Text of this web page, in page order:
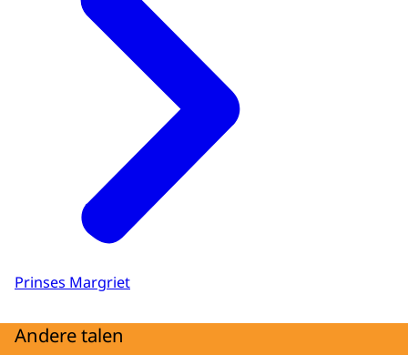
Prinses Margriet
Andere talen